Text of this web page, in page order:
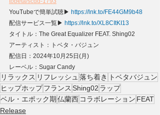
YouTubeで簡単試聴▶ https://lnk.to/FE44GM9b48
配信サービス⼀覧▶ https://lnk.to/XL8CItKI13
タイトル：The Great Equalizer FEAT. Shing02
アーティスト：トベタ・バジュン
配信日：2024年10月25日(月)
レーベル：Sugar Candy
リラックス リフレッシュ 落ち着き
トベタバジュン
ヒップホップフランス Shing02 ラップ
ベル・エポック期仏蘭西 コラボレーション FEAT
Release